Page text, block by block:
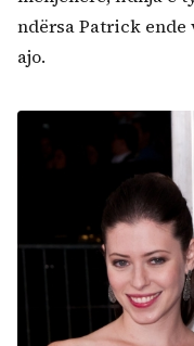
ndërsa Patrick
ajo.